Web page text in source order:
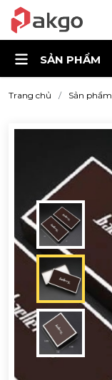
SẢN PHẨM
Trang chủ Sản phẩm